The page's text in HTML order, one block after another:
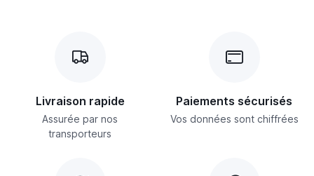
Livraison rapide
Assurée par nos
transporteurs
Paiements sécurisés
Vos données sont chiffrées